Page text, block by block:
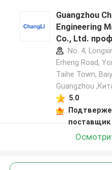
Guangzhou
Engineering
Co., Ltd.
No. 4,
Erheng Road,
Taihe Town,
Guangzhou
5.0
поставщик